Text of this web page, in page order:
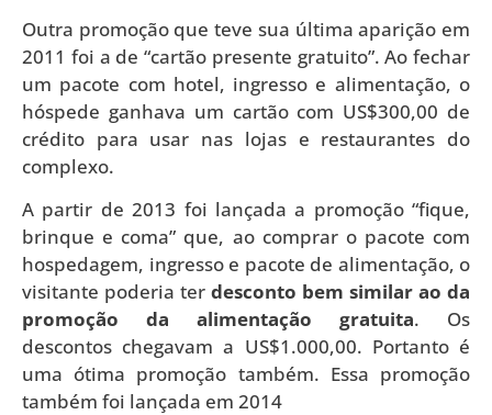
Outra promoção que teve sua última aparição em
2011 foi a de “cartão presente gratuito”. Ao fechar
um pacote com hotel, ingresso e alimentação, o
hóspede ganhava um cartão com US$300,00 de
crédito para usar nas lojas e restaurantes do
complexo.
A partir de 2013 foi lançada a promoção “fique,
brinque e coma” que, ao comprar o pacote com
hospedagem, ingresso e pacote de alimentação, o
visitante poderia ter desconto bem similar ao da
promoção da alimentação gratuita. Os
descontos chegavam a US$1.000,00. Portanto é
uma ótima promoção também. Essa promoção
também foi lançada em 2014